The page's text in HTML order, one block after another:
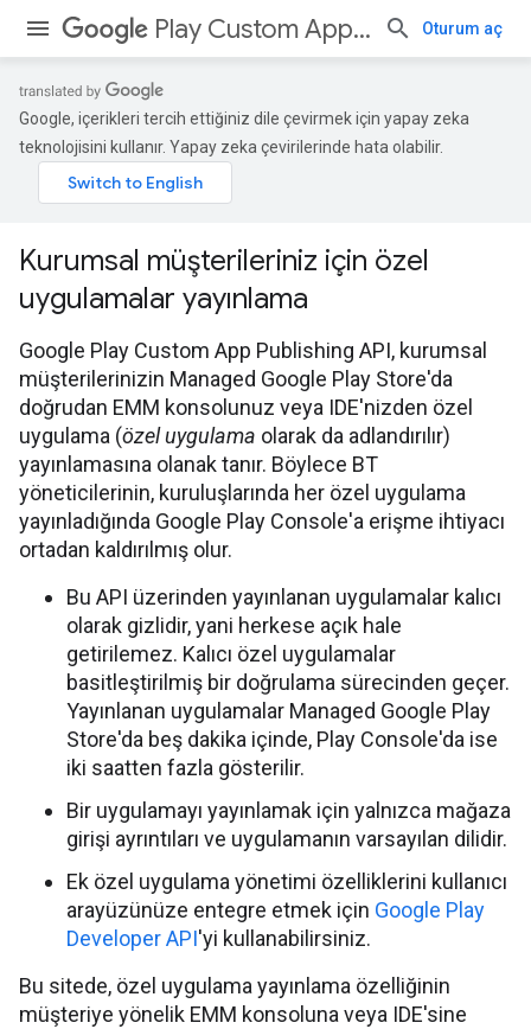
Play Custom App Publishing API Oturum aç
Google, içerikleri tercih ettiğiniz dile çevirmek için yapay zeka
teknolojisini kullanır. Yapay zeka çevirilerinde hata olabilir.
Kurumsal müşterileriniz için özel
uygulamalar yayınlama
Google Play Custom App Publishing API, kurumsal
müşterilerinizin Managed Google Play Store'da
doğrudan EMM konsolunuz veya IDE'nizden özel
uygulama (özel uygulama olarak da adlandırılır)
yayınlamasına olanak tanır. Böylece BT
yöneticilerinin, kuruluşlarında her özel uygulama
yayınladığında Google Play Console'a erişme ihtiyacı
ortadan kaldırılmış olur.
Bu API üzerinden yayınlanan uygulamalar kalıcı
olarak gizlidir, yani herkese açık hale
getirilemez. Kalıcı özel uygulamalar
basitleştirilmiş bir doğrulama sürecinden geçer.
Yayınlanan uygulamalar Managed Google Play
Store'da beş dakika içinde, Play Console'da ise
iki saatten fazla gösterilir.
Bir uygulamayı yayınlamak için yalnızca mağaza
girişi ayrıntıları ve uygulamanın varsayılan dilidir.
Ek özel uygulama yönetimi özelliklerini kullanıcı
arayüzünüze entegre etmek için Google Play
Developer API'yi kullanabilirsiniz.
Bu sitede, özel uygulama yayınlama özelliğinin
müşteriye yönelik EMM konsoluna veya IDE'sine